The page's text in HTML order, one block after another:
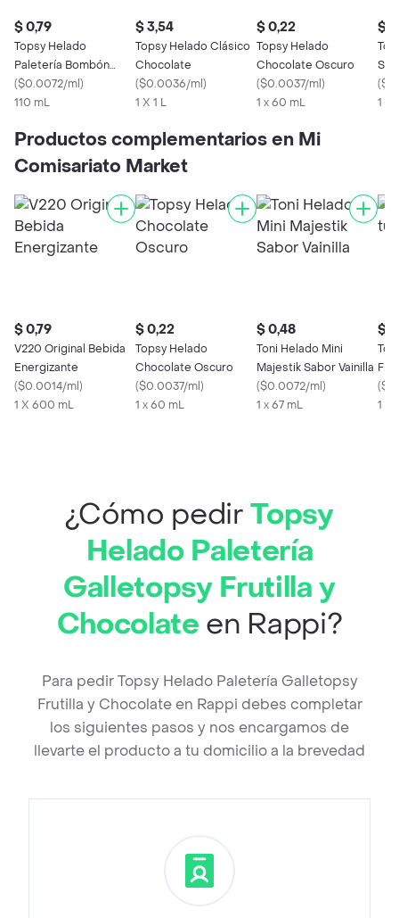
$ 0,79
Topsy Helado
Paletería Bombón
Cariño
($0.0072/ml)
110 mL
$ 3,54
Topsy Helado Clásico
Chocolate
($0.0036/ml)
1 X 1 L
$ 0,22
Topsy Helado
Chocolate Oscuro
($0.0037/ml)
1 x 60 mL
$
(
1 X
Productos complementarios en Mi
Comisariato Market
$ 0,79
V220 Original Bebida
Energizante
($0.0014/ml)
1 X 600 mL
$ 0,22
Topsy Helado
Chocolate Oscuro
($0.0037/ml)
1 x 60 mL
$ 0,48
Toni Helado Mini
Majestik Sabor Vainilla
($0.0072/ml)
1 x 67 mL
$
(
1 x
¿Cómo pedirTopsy
Helado Paletería
Galletopsy Frutilla y
Chocolate en Rappi?
Para pedir Topsy Helado Paletería Galletopsy
Frutilla y Chocolate en Rappi debes completar
los siguientes pasos y nos encargamos de
llevarte el producto a tu domicilio a la brevedad